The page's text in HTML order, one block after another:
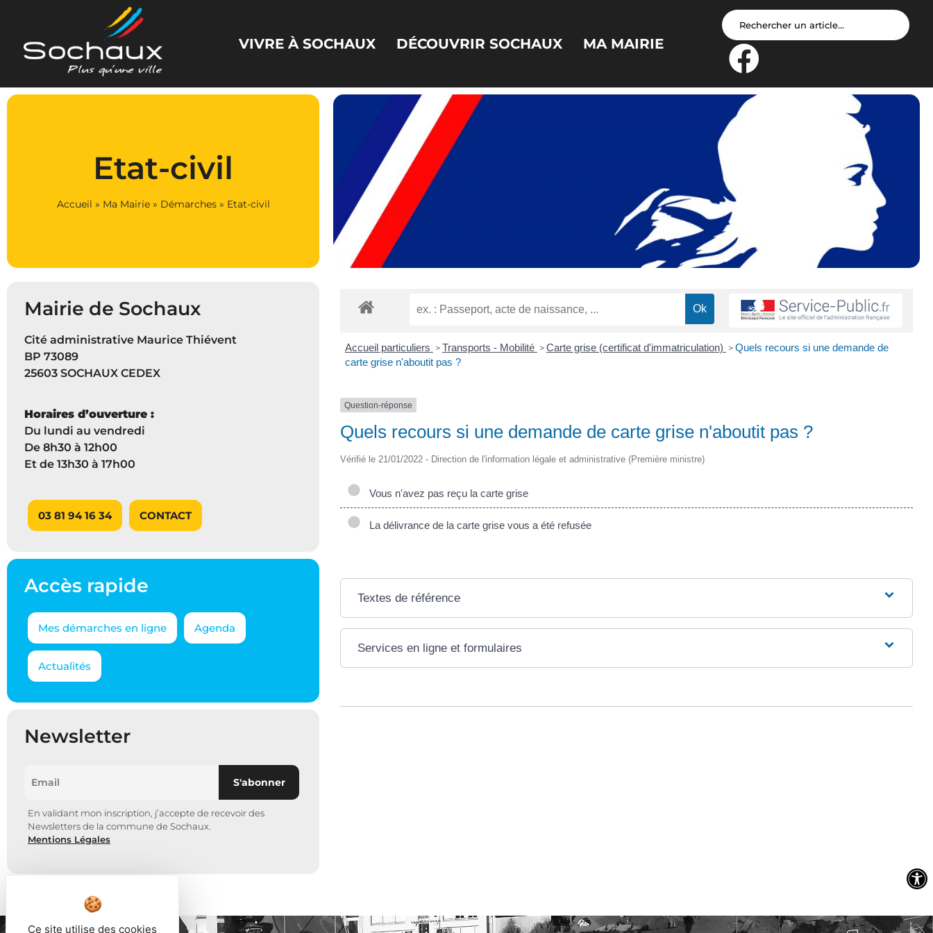
VIVRE À SOCHAUX DÉCOUVRIR SOCHAUX MA MAIRIE
Etat-civil
Accueil » Ma Mairie» Démarches» Etat-civil
Mairie de Sochaux
Cité administrative Maurice Thiévent
BP 73089
25603 SOCHAUX CEDEX
Horaires d’ouverture :
Du lundi au vendredi
De 8h30 à 12h00
Et de 13h30 à 17h00
03 81 94 16 34 CONTACT
Accès rapide
Mes démarches en ligne Agenda
Actualités
Newsletter
En validant mon inscription, j’accepte de recevoir des
Newsletters de la commune de Sochaux.
Mentions Légales
Accueil particuliers >Transports - Mobilité >Carte grise (certificat d'immatriculation) >Quels recours si une demande de
carte grise n'aboutit pas ?
Question-réponse
Quels recours si une demande de carte grise n'aboutit pas ?
Vérifié le 21/01/2022 - Direction de l'information légale et administrative (Première ministre)
Vous n'avez pas reçu la carte grise
La délivrance de la carte grise vous a été refusée
Textes de référence
Services en ligne et formulaires
Panneau de gestion des cookies
Ce site utilise des cookies